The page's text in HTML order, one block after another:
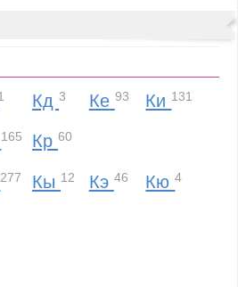
Кд3 Ке 93 Ки 131
165 Кр60
277 Кы 12 Кэ 46 Кю4